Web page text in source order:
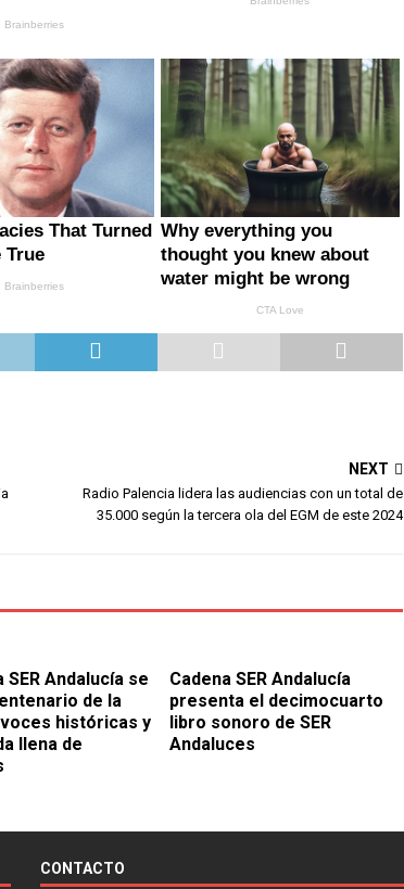
NEXT
Radio Palencia lidera las audiencias con un total de
35.000 según la tercera ola del EGM de este 2024
SER Andalucía se
de la
históricas y
llena de
Cadena SER Andalucía
presenta el decimocuarto
libro sonoro de SER
Andaluces
CONTACTO